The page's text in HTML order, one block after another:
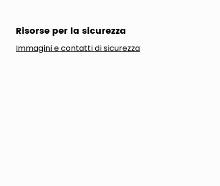
Risorse per la sicurezza
Immagini e contatti di sicurezza